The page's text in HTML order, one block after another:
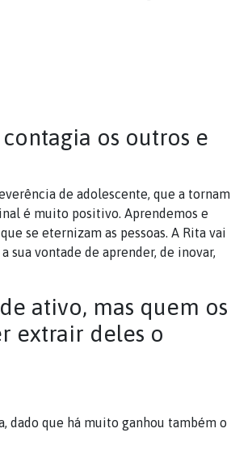
os outros e
de adolescente, que a tornam
é muito positivo. Aprendemos e
se eternizam as pessoas. A Rita vai
sua vontade de aprender, de inovar,
ativo, mas quem os
extrair deles o
dado que há muito ganhou também o